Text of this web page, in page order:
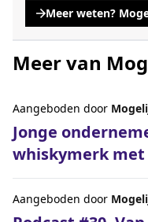
Meer weten?
, opent een nieuwe
Meer van
Jonge
whiskymerk met
Aangeboden door
Aangeboden door